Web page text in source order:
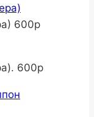
600р
600р